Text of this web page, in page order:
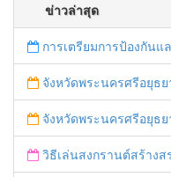
ข่าวล่าสุด
การเตรียมการป้องกันแล
จังหวัดพระนครศรีอยุธยา บูรณาการหน่วยงานที่เกี่ยวข้อง ลงพื้นที่จัดระเบียบและดำเนินมาตรการตามบทลงโทษสูง
จังหวัดพระนครศรีอยุธยา ปล่อยแถวตำรวจ ทหาร ฝ่ายปกครอง กว่า 100 นาย ตรวจเข้ม
วิธีเล่นสงกรานต์สร้าง